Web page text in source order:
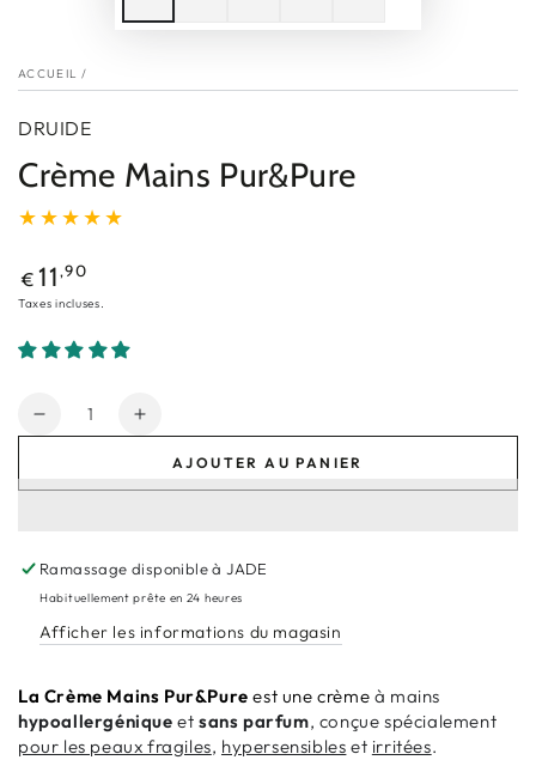
ACCUEIL /
DRUIDE
Crème Mains Pur&Pure
Prix
normal
€ 11 ,90
Taxes incluses.
Quantité
Réduire
Pur&amp;Pure
Augmenter
quantité
Pur&amp;Pure
AJOUTER AU PANIER
Ramassage disponible àJADE
Habituellement prête en 24 heures
Afficher les informations du magasin
La Crème Mains Pur&Pureest une crème à mains
hypoallergéniqueet sans parfum, conçue spécialement
pour les peaux fragiles, hypersensibles et irritées.